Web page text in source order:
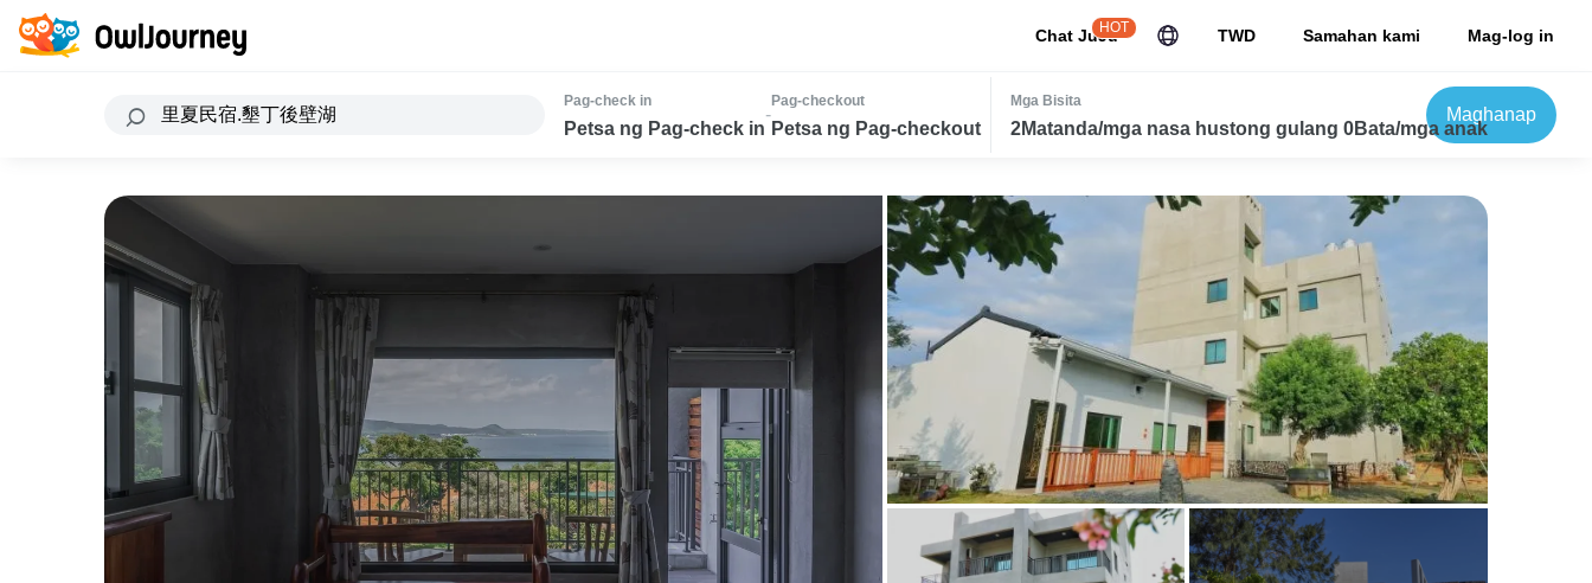
Chat JuJu
HOT TWD Samahan kami Mag-log in
Pag-check in
Petsa ng Pag-check in
-
Pag-checkout
Petsa ng Pag-checkout
Mga Bisita
2Matanda/mga nasa hustong gulang 0Bata/mga anak
Maghanap